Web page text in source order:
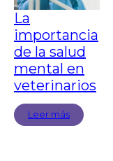
La
importancia
de la salud
mental en
veterinarios
Leer más